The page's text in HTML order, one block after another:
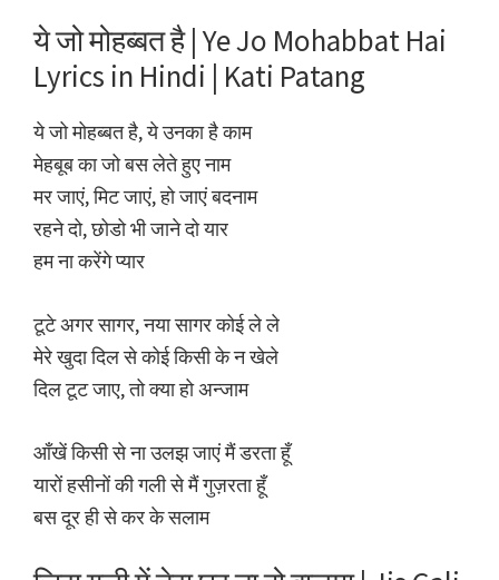
ये जो मोहब्बत है | Ye Jo Mohabbat Hai
Lyrics in Hindi | Kati Patang
ये जो मोहब्बत है, ये उनका है काम
मेहबूब का जो बस लेते हुए नाम
मर जाएं, मिट जाएं, हो जाएं बदनाम
रहने दो, छोडो भी जाने दो यार
हम ना करेंगे प्यार
टूटे अगर सागर, नया सागर कोई ले ले
मेरे खुदा दिल से कोई किसी के न खेले
दिल टूट जाए, तो क्या हो अन्जाम
आँखें किसी से ना उलझ जाएं मैं डरता हूँ
यारों हसीनों की गली से मैं गुज़रता हूँ
बस दूर ही से कर के सलाम